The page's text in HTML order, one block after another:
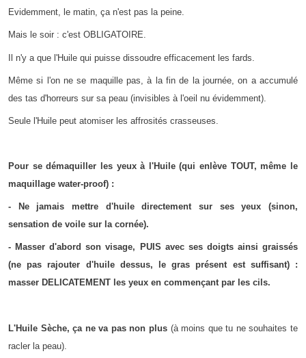
Evidemment, le matin, ça n'est pas la peine.
Mais le soir : c'est OBLIGATOIRE.
Il n'y a que l'Huile qui puisse dissoudre efficacement les fards.
Même si l'on ne se maquille pas, à la fin de la journée, on a accumulé
des tas d'horreurs sur sa peau (invisibles à l'oeil nu évidemment).
Seule l'Huile peut atomiser les affrosités crasseuses.
Pour se démaquiller les yeux à l'Huile (qui enlève TOUT, même le
maquillage water-proof) :
- Ne jamais mettre d'huile directement sur ses yeux (sinon,
sensation de voile sur la cornée).
- Masser d'abord son visage, PUIS avec ses doigts ainsi graissés
(ne pas rajouter d'huile dessus, le gras présent est suffisant) :
masser DELICATEMENT les yeux en commençant par les cils.
L'Huile Sèche, ça ne va pas non plus (à moins que tu ne souhaites te
racler la peau).